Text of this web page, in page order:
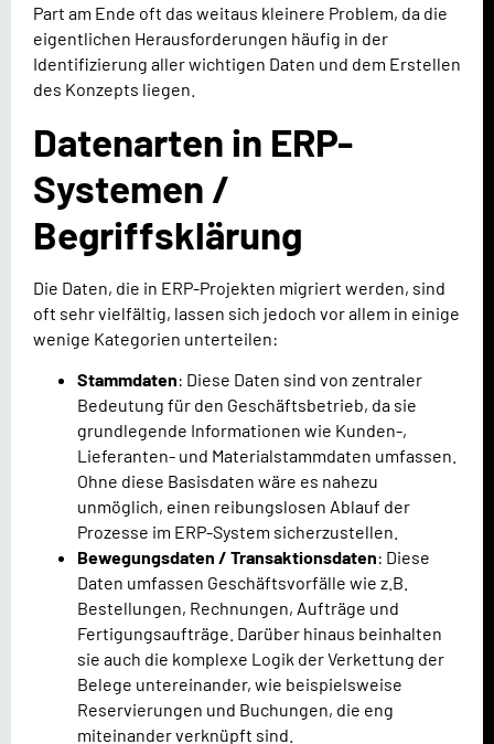
Part am Ende oft das weitaus kleinere Problem, da die
eigentlichen Herausforderungen häufig in der
Identifizierung aller wichtigen Daten und dem Erstellen
des Konzepts liegen.
Datenarten in ERP-
Systemen /
Begriffsklärung
Die Daten, die in ERP-Projekten migriert werden, sind
oft sehr vielfältig, lassen sich jedoch vor allem in einige
wenige Kategorien unterteilen:
Stammdaten: Diese Daten sind von zentraler
Bedeutung für den Geschäftsbetrieb, da sie
grundlegende Informationen wie Kunden-,
Lieferanten- und Materialstammdaten umfassen.
Ohne diese Basisdaten wäre es nahezu
unmöglich, einen reibungslosen Ablauf der
Prozesse im ERP-System sicherzustellen.
Bewegungsdaten / Transaktionsdaten: Diese
Daten umfassen Geschäftsvorfälle wie z.B.
Bestellungen, Rechnungen, Aufträge und
Fertigungsaufträge. Darüber hinaus beinhalten
sie auch die komplexe Logik der Verkettung der
Belege untereinander, wie beispielsweise
Reservierungen und Buchungen, die eng
miteinander verknüpft sind.